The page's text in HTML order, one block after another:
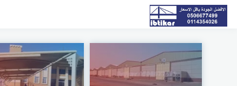
التجاوز
المحتوى